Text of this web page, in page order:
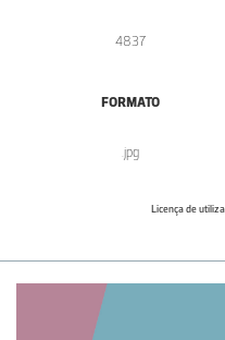
4837
FORMATO
.jpg
Licença de